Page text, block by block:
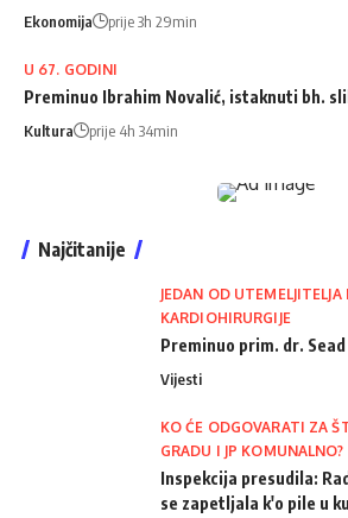
Ekonomija prije 3h 29min
U 67. GODINI
Preminuo Ibrahim Novalić, istaknuti bh.
Kultura prije 4h 34min
Najčitanije
JEDAN OD
KARDIOHIRURGIJE
Preminuo prim. dr.
Vijesti
KO ĆE ODGOVARATI ZA
GRADU I JP KOMUNALNO?
Inspekcija presudila:
se zapetljala k'o pile u